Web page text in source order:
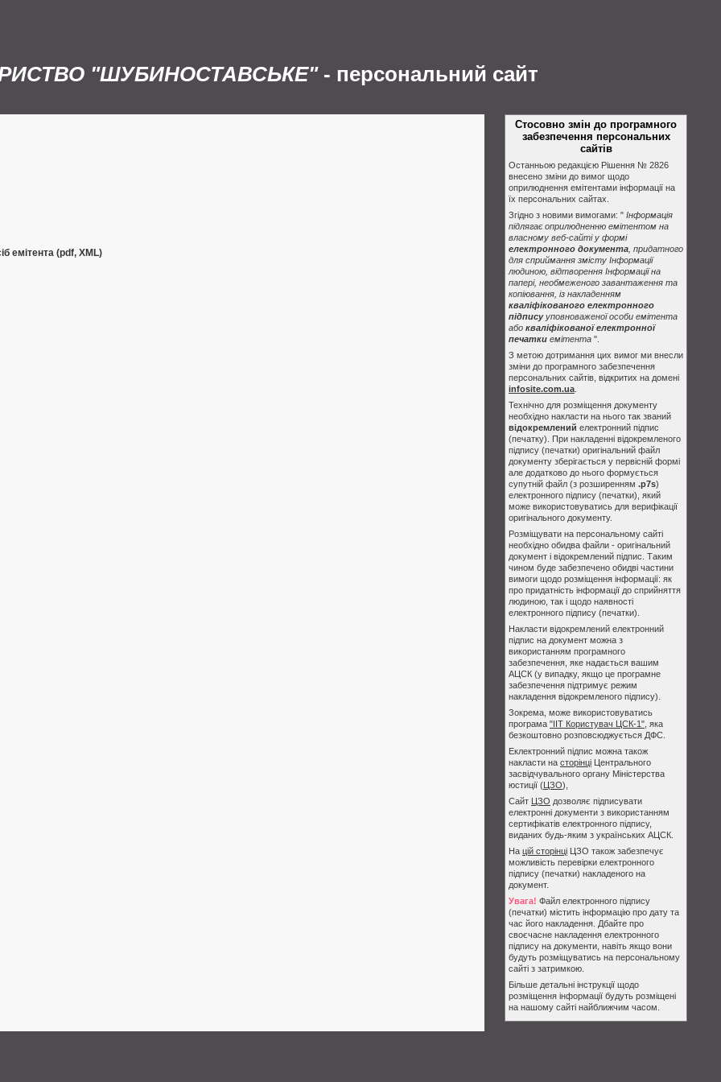
"ШУБИНОСТАВСЬКЕ"- персональний сайт
емітента (pdf, XML)
Стосовно змін до програмного
забезпечення персональних
сайтів
Останньою редакцією Рішення № 2826
внесено зміни до вимог щодо
оприлюднення емітентами інформації на
їх персональних сайтах.
Згідно з новими вимогами: " Інформація
підлягає оприлюдненню емітентом на
власному веб-сайті у формі
електронного документа , придатного
для сприймання змісту Інформації
людиною, відтворення Інформації на
папері, необмеженого завантаження та
копіювання, із накладенням
кваліфікованого електронного
підписууповноваженої особи емітента
або кваліфікованої електронної
печатки емітента ".
З метою дотримання цих вимог ми внесли
зміни до програмного забезпечення
персональних сайтів, відкритих на домені
infosite.com.ua
Технічно для розміщення документу
необхідно накласти на нього так званий
відокремлений електронний підпис
(печатку). При накладенні відокремленого
підпису (печатки) оригінальний файл
документу зберігається у первісній формі
але додатково до нього формується
супутній файл (з розширенням .p7s)
електронного підпису (печатки), який
може використовуватись для верифікації
оригінального документу.
Розміщувати на персональному сайті
необхідно обидва файли - оригінальний
документ і відокремлений підпис. Таким
чином буде забезпечено обидві частини
вимоги щодо розміщення інформації: як
про придатність інформації до сприйняття
людиною, так і щодо наявності
електронного підпису (печатки).
Накласти відокремлений електронний
підпис на документ можна з
використанням програмного
забезпечення, яке надається вашим
АЦСК (у випадку, якщо це програмне
забезпечення підтримує режим
накладення відокремленого підпису).
Зокрема, може використовуватись
програма "ІІТ Користувач ЦСК-1" , яка
безкоштовно розповсюджується ДФС.
Еклектронний підпис можна також
накласти на сторінці Центрального
засвідчувального органу Міністерства
юстиції (ЦЗО),
Сайт ЦЗО дозволяє підписувати
електронні документи з використанням
сертифікатів електронного підпису,
виданих будь-яким з українських АЦСК.
На цій сторінці ЦЗО також забезпечує
можливість перевірки електронного
підпису (печатки) накладеного на
документ.
Увага! Файл електронного підпису
(печатки) містить інформацію про дату та
час його накладення. Дбайте про
своєчасне накладення електронного
підпису на документи, навіть якщо вони
будуть розміщуватись на персональному
сайті з затримкою.
Більше детальні інструкції щодо
розміщення інформації будуть розміщені
на нашому сайті найближчим часом.